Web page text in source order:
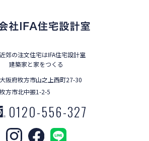
郊の注文住宅はIFA住宅設計室
建築家と家をつくる
阪府枚方市山之上西町27-30
方市北中振1-2-5
0120-556-327